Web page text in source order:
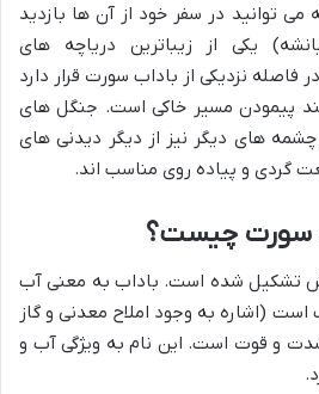
توانید در سفر خود از آن ها بازدید
یکی از زیباترین دریاچه های
نزدیکی از باداب سورت قرار دارد
پیمودن مسیر خاکی است. جنگل های
چشمه های دیگر نیز از دیگر دیدنی های
گردی و پیاده روی مناسب اند.
سورت چیست؟
تشکیل شده است. باداب به معنی آب
است (اشاره به وجود املاح معدنی و گاز
و قوت است. این نام به ویژگی آب و